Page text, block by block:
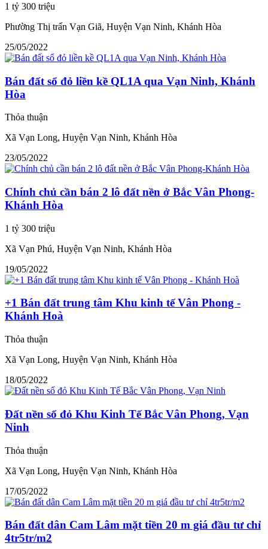
1 tỷ 300 triệu
Phường Thị trấn Vạn Giã, Huyện Vạn Ninh, Khánh Hòa
25/05/2022
Bán đất sổ đỏ liền kề QL1A qua Vạn Ninh, Khánh
Hòa
Thỏa thuận
Xã Vạn Long, Huyện Vạn Ninh, Khánh Hòa
23/05/2022
Chính chủ cần bán 2 lô đất nền ở Bắc Vân Phong-
Khánh Hòa
1 tỷ 300 triệu
Xã Vạn Phú, Huyện Vạn Ninh, Khánh Hòa
19/05/2022
+1 Bán đất trung tâm Khu kinh tế Vân Phong -
Khánh Hoà
Thỏa thuận
Xã Vạn Long, Huyện Vạn Ninh, Khánh Hòa
18/05/2022
Đất nền sổ đỏ Khu Kinh Tế Bắc Vân Phong, Vạn
Ninh
Thỏa thuận
Xã Vạn Long, Huyện Vạn Ninh, Khánh Hòa
17/05/2022
Bán đất dân Cam Lâm mặt tiền 20 m giá đầu tư chỉ
4tr5tr/m2